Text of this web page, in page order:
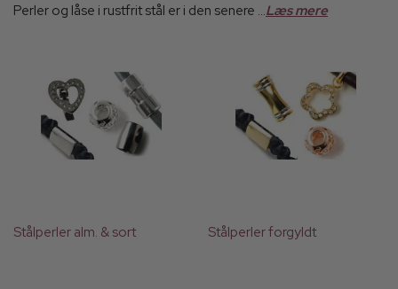
Perler og låse i rustfrit stål er i den senere ...Læs mere
Stålperler alm. & sort Stålperler forgyldt